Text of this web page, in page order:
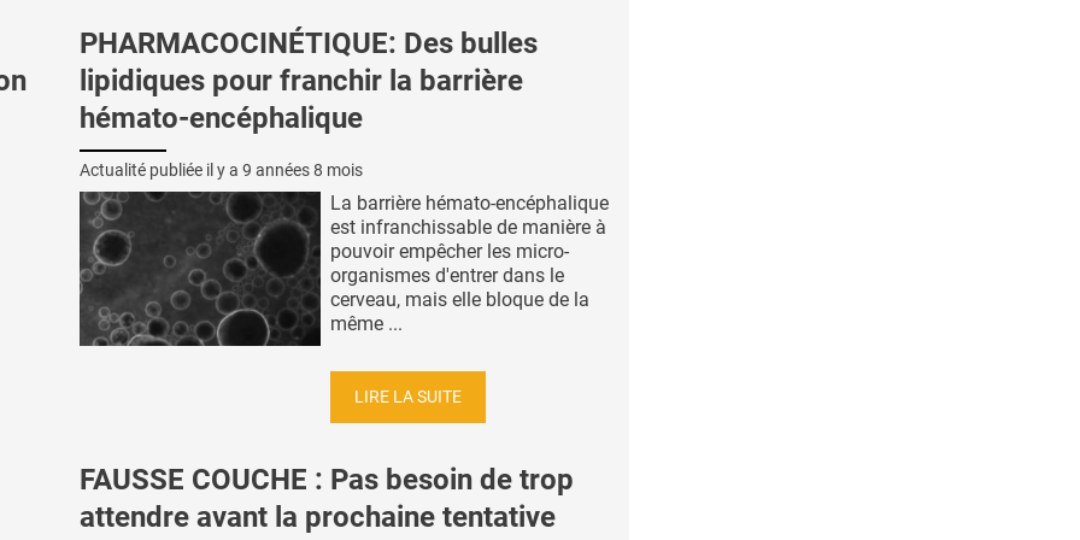
PHARMACOCINÉTIQUE: Des bulles
lipidiques pour franchir la barrière
hémato-encéphalique
Actualité publiée il y a 9 années 8 mois
La barrière hémato-encéphalique
est infranchissable de manière à
pouvoir empêcher les micro-
organismes d'entrer dans le
cerveau, mais elle bloque de la
même ...
LIRE LA SUITE
FAUSSE COUCHE : Pas besoin de trop
attendre avant la prochaine tentative